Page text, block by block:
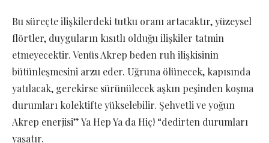
Bu süreçte ilişkilerdeki tutku oranı artacaktır, yüzeysel
flörtler, duyguların kısıtlı olduğu ilişkiler tatmin
etmeyecektir. Venüs Akrep beden ruh ilişkisinin
bütünleşmesini arzu eder. Uğruna ölünecek, kapısında
yatılacak, gerekirse sürünülecek aşkın peşinden koşma
durumları kolektifte yükselebilir. Şehvetli ve yoğun
Akrep enerjisi” Ya Hep Ya da Hiç! “dedirten durumları
yaşatır.